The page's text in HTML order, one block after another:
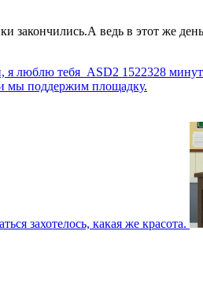
ведь в этот же
я люблю тебя ASD2 1522328
мы поддержим площадку.
захотелось, какая же красота.